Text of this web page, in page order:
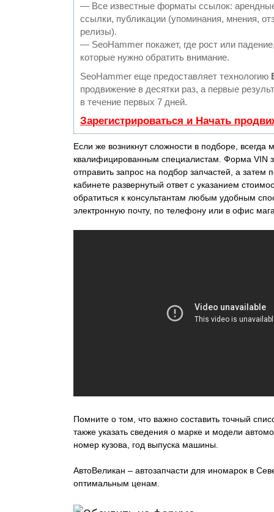
— Все известные форматы ссылок:
ссылки, публикации (упоминания, мнения,
релизы).
— SeoHammer покажет, где рост или
которые нужно обратить внимание.
SeoHammer еще предоставляет технологию
продвижение в десятки раз, а первые
в течение первых 7 дней.
Зарегистрироваться и Начать
Если же возникнут сложности в подборе, всегда
квалифицированным специалистам. Форма VIN
отправить запрос на подбор запчастей, а затем
кабинете развернутый ответ с указанием
обратиться к консультантам любым удобным
электронную почту, по телефону или в офис
Помните о том, что важно составить точный
также указать сведения о марке и модели
номер кузова, год выпуска машины.
АвтоВеликан – автозапчасти для иномарок в
оптимальным ценам.